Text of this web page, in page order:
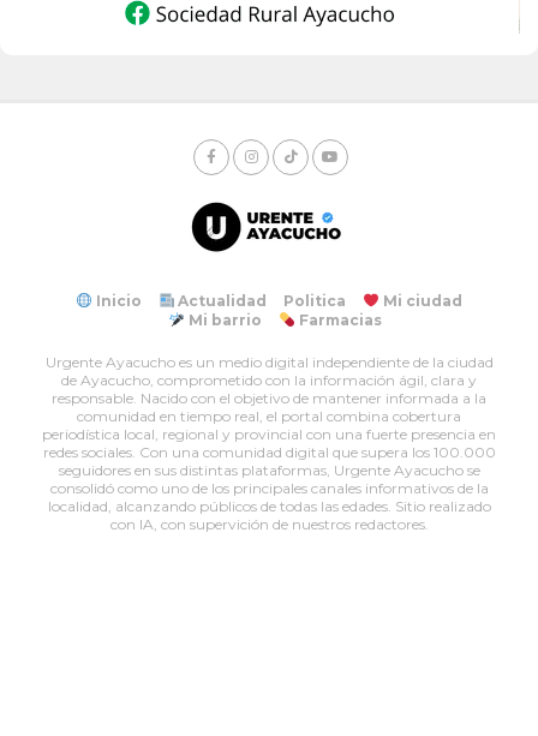
Inicio Actualidad Politica
Mi ciudad
Mi barrio
Farmacias
Urgente Ayacucho es un medio digital independiente de la ciudad
de Ayacucho, comprometido con la información ágil, clara y
responsable. Nacido con el objetivo de mantener informada a la
comunidad en tiempo real, el portal combina cobertura
periodística local, regional y provincial con una fuerte presencia en
redes sociales. Con una comunidad digital que supera los 100.000
seguidores en sus distintas plataformas, Urgente Ayacucho se
consolidó como uno de los principales canales informativos de la
localidad, alcanzando públicos de todas las edades. Sitio realizado
con IA, con supervición de nuestros redactores.